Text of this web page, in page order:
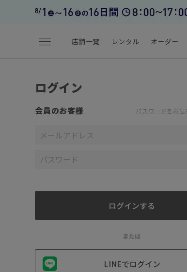
menu 店舗一覧 レンタル オーダー
ログイン
会員のお客様 パスワードをお
または
LINEでログイン